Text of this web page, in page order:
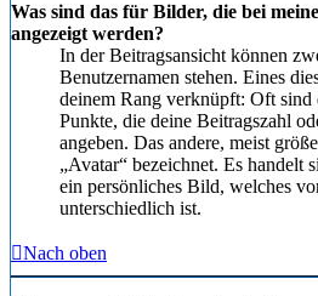
Was sind das für Bilder, die bei
angezeigt werden?
In der Beitragsansicht können
Benutzernamen stehen. Eines
deinem Rang verknüpft: Oft sind
Punkte, die deine Beitragszahl
angeben. Das andere, meist
„Avatar“ bezeichnet. Es handelt
ein persönliches Bild, welches
unterschiedlich ist.
Nach oben